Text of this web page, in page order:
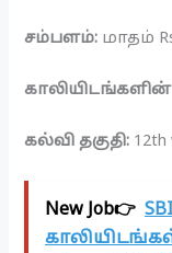
சம்பளம்: மாதம்
கல்வி தகுதி: 12th
New Job👉